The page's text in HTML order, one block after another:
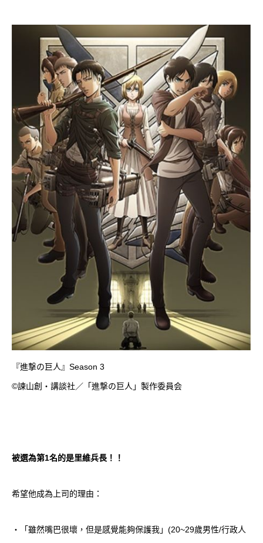
『進撃の巨人』Season 3
©諫山創・講談社／「進撃の巨人」製作委員会
被選為第1名的是里維兵長！ ！
希望他成為上司的理由：
・「雖然嘴巴很壞，但是感覺能夠保護我」(20~29歲男性/行政人